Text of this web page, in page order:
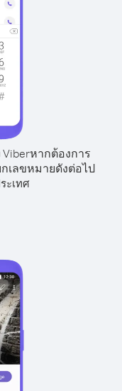
หากต้องการ
กเลขหมายดังต่อไป
ะเทศ